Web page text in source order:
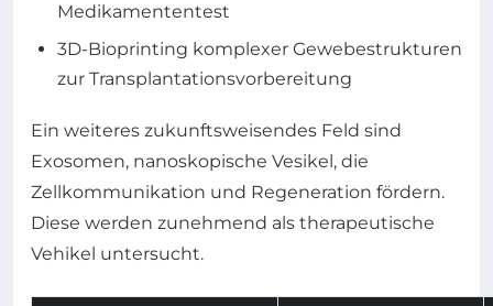
Medikamententest
3D-Bioprinting komplexer Gewebestrukturen
zur Transplantationsvorbereitung
Ein weiteres zukunftsweisendes Feld sind
Exosomen, nanoskopische Vesikel, die
Zellkommunikation und Regeneration fördern.
Diese werden zunehmend als therapeutische
Vehikel untersucht.